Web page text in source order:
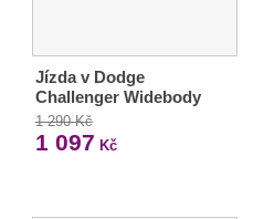
Jízda v Dodge
Challenger Widebody
1 290 Kč
1 097 Kč